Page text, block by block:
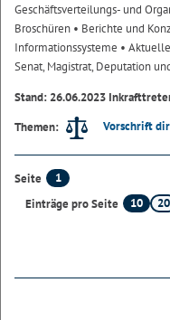
Geschäftsverteilungs- und
Broschüren • Berichte und
Informationssysteme •
Senat, Magistrat, Deputation
Stand: 26.06.2023
Themen:
Vorschrift
Seite
1
Einträge pro Seite
10 20